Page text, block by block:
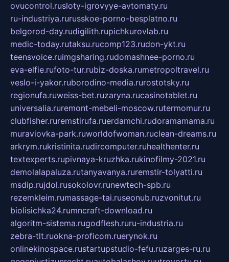
ovucontrol.rusloty-igrovyye-avtomaty.ru
ru-industriya.rurusskoe-porno-besplatno.ru
belgorod-day.rudigilith.rupichkurovlab.ru
medic-today.rutaksu.rucomp123.rudon-ykt.ru
teensvoice.ruimgsharing.rudomashnee-porno.ru
eva-elfie.rufoto-tur.rubiz-doska.rumetropoltravel.ru
veslo-i-yakor.ruborodino-media.rurostotsky.ru
regionufa.ruweiss-bet.ruzaryna.rucasinotablet.ru
universalia.ruremont-mebeli-moscow.rutermomur.ru
clubfisher.ruremstirufa.ruerdamchi.rudoramamama.ru
muraviovka-park.ruworldofwoman.ruclean-dreams.ru
arkrym.rukristinita.rudircomputer.ruhealthenter.ru
textexperts.rupivnaya-kruzhka.rukinofilmy-2021.ru
demolalapaluza.rutanyavanya.ruremstir-tolyatti.ru
msdip.rujdol.rusokolovr.runewtech-spb.ru
rezemkleim.rumassage-tai.ruseonub.ruzvonitut.ru
biolisichka24.rumncraft-download.ru
algoritm-sistema.rugodflesh.ruru-industria.ru
zebra-tlt.ruokna-proficom.ruerynok.ru
onlinekinospace.rustartupstudio-fefu.ruzarges-ru.ru